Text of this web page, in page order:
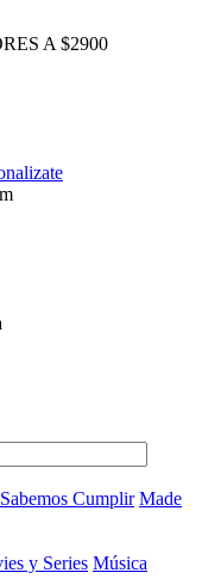
A $2900
Sabemos Cumplir Made
y Series Música